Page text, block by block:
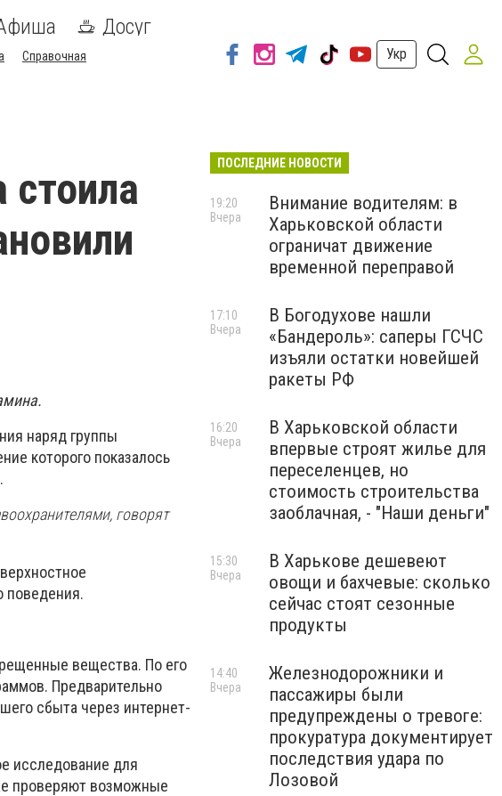
Досуг
Справочная
Укр
стоила
наряд группы
которого показалось
говорят
поведения.
вещества. По его
Предварительно
сбыта через интернет-
исследование для
проверяют возможные
ПОСЛЕДНИЕ НОВОСТИ
Внимание водителям: в
Харьковской области
ограничат движение
временной переправой
19:20
Вчера
В Богодухове нашли
«Бандероль»: саперы ГСЧС
изъяли остатки новейшей
ракеты РФ
17:10
Вчера
В Харьковской области
впервые строят жилье для
переселенцев, но
стоимость строительства
заоблачная, - "Наши деньги"
16:20
Вчера
В Харькове дешевеют
овощи и бахчевые: сколько
сейчас стоят сезонные
продукты
15:30
Вчера
Железнодорожники и
пассажиры были
предупреждены о тревоге:
прокуратура документирует
последствия удара по
Лозовой
14:40
Вчера